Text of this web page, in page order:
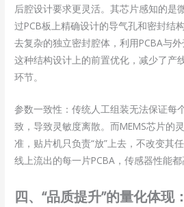
后腔设计要求更灵活。其芯片感知的是
过PCB板上精确设计的导气孔和密封结
去复杂的独立密封腔体，利用PCBA与外
这种结构设计上的前置优化，减少了产
环节。
参数一致性：传统人工组装无法保证每
致，导致灵敏度离散。而MEMS芯片的
准，贴片机只负责“放”上去，不改变其
线上流出的每一片PCBA，传感器性能都
四、“品质提升”的量化体现